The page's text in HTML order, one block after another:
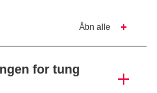
Åbn alle
for tung